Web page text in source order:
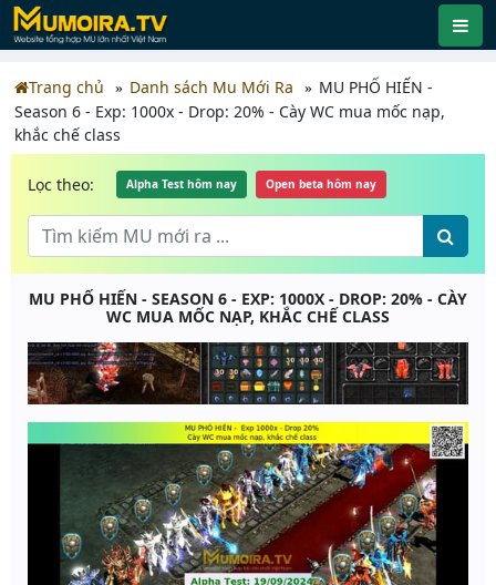
Trang chủ Danh sách Mu Mới Ra
MU PHỐ HIẾN -
Season 6 - Exp: 1000x - Drop: 20% - Cày WC mua mốc nạp,
khắc chế class
Lọc theo: Alpha Test hôm nay Open beta hôm nay
MU PHỐ HIẾN - SEASON 6 - EXP: 1000X - DROP: 20% - CÀY
WC MUA MỐC NẠP, KHẮC CHẾ CLASS